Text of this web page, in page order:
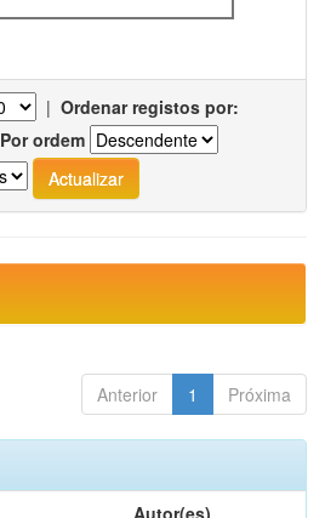
| Ordenar registos por:
Por ordem
Anterior 1 Próxima
Autor(es)